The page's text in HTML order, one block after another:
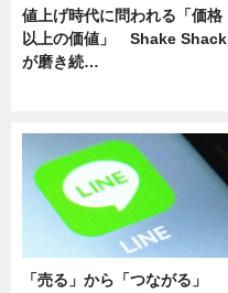
値上げ時代に問われる「価格
以上の価値」 Shake Shack
が磨き続…
「売る」から「つながる」